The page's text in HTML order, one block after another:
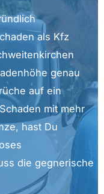
als Kfz
genau
auf ein
mit mehr
hast Du
die gegnerische